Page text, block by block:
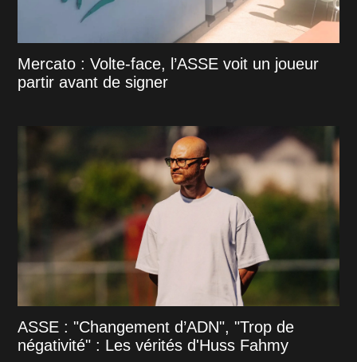
Mercato : Volte-face, l’ASSE voit un joueur
partir avant de signer
ASSE : "Changement d’ADN", "Trop de
négativité" : Les vérités d'Huss Fahmy